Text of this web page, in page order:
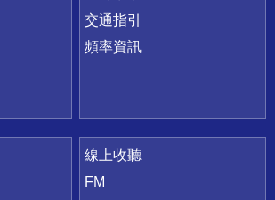
交通指引
頻率資訊
線上收聽
FM